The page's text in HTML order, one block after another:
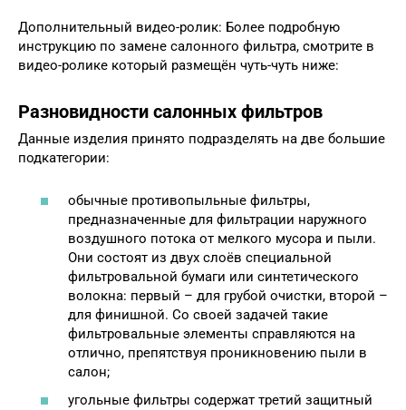
Дополнительный видео-ролик: Более подробную
инструкцию по замене салонного фильтра, смотрите в
видео-ролике который размещён чуть-чуть ниже:
Разновидности салонных фильтров
Данные изделия принято подразделять на две большие
подкатегории:
обычные противопыльные фильтры,
предназначенные для фильтрации наружного
воздушного потока от мелкого мусора и пыли.
Они состоят из двух слоёв специальной
фильтровальной бумаги или синтетического
волокна: первый – для грубой очистки, второй –
для финишной. Со своей задачей такие
фильтровальные элементы справляются на
отлично, препятствуя проникновению пыли в
салон;
угольные фильтры содержат третий защитный